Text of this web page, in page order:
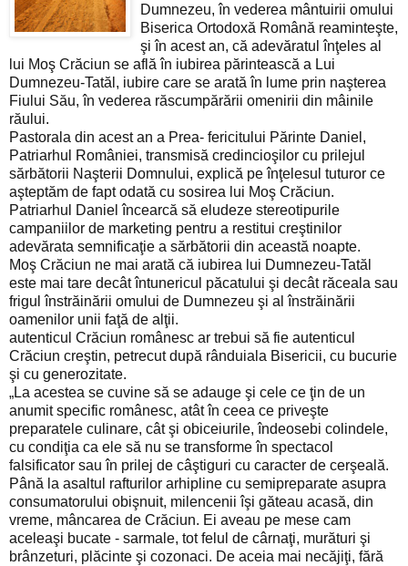
Dumnezeu, în vederea mântuirii omului
Biserica Ortodoxă Română reaminteşte,
şi în acest an, că adevăratul înţeles al
lui Moş Crăciun se află în iubirea părintească a Lui
Dumnezeu-Tatăl, iubire care se arată în lume prin naşterea
Fiului Său, în vederea răscumpărării omenirii din mâinile
răului.
Pastorala din acest an a Prea- fericitului Părinte Daniel,
Patriarhul României, transmisă credincioşilor cu prilejul
sărbătorii Naşterii Domnului, explică pe înţelesul tuturor ce
aşteptăm de fapt odată cu sosirea lui Moş Crăciun.
Patriarhul Daniel încearcă să eludeze stereotipurile
campaniilor de marketing pentru a restitui creştinilor
adevărata semnificaţie a sărbătorii din această noapte.
Moş Crăciun ne mai arată că iubirea lui Dumnezeu-Tatăl
este mai tare decât întunericul păcatului şi decât răceala sau
frigul înstrăinării omului de Dumnezeu şi al înstrăinării
oamenilor unii faţă de alţii.
autenticul Crăciun românesc ar trebui să fie autenticul
Crăciun creştin, petrecut după rânduiala Bisericii, cu bucurie
şi cu generozitate.
„La acestea se cuvine să se adauge şi cele ce ţin de un
anumit specific românesc, atât în ceea ce priveşte
preparatele culinare, cât şi obiceiurile, îndeosebi colindele,
cu condiţia ca ele să nu se transforme în spectacol
falsificator sau în prilej de câştiguri cu caracter de cerşeală.
Până la asaltul rafturilor arhipline cu semipreparate asupra
consumatorului obişnuit, milencenii îşi găteau acasă, din
vreme, mâncarea de Crăciun. Ei aveau pe mese cam
aceleaşi bucate - sarmale, tot felul de cârnaţi, murături şi
brânzeturi, plăcinte şi cozonaci. De aceia mai necăjiţi, fără